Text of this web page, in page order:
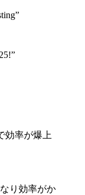
”
”
効率が爆上
り効率がか